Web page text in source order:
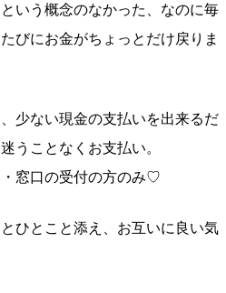
いう概念のなかった、なのに毎
びにお金がちょっとだけ戻りま
少ない現金の支払いを出来るだ
うことなくお支払い。
窓口の受付の方のみ♡
ひとこと添え、お互いに良い気